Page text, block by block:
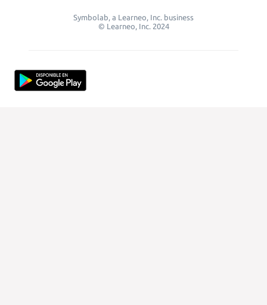
Symbolab, a Learneo, Inc. business
© Learneo, Inc. 2024